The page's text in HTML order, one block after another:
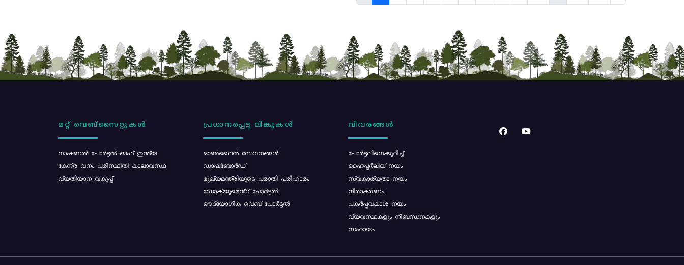
മറ്റ് വെബ്സൈറ്റുകൾ
നാഷണൽ പോർട്ടൽ ഓഫ് ഇന്ത്യ
കേന്ദ്ര വനം പരിസ്ഥിതി കാലാവസ്ഥ
വ്യതിയാന വകുപ്പ്
പ്രധാനപ്പെട്ട ലിങ്കുകൾ
ഓൺലൈൻ സേവനങ്ങൾ
ഡാഷ്ബോർഡ്
മുഖ്യമന്ത്രിയുടെ പരാതി പരിഹാരം
ഡോക്യുമെൻ്റ് പോർട്ടൽ
ഔദ്യോഗിക വെബ് പോർട്ടൽ
വിവരങ്ങൾ
പോര്‍ട്ടലിനെക്കുറിച്ച്
ഹൈപ്പർലിങ്ക് നയം
സ്വകാര്യതാ നയം
നിരാകരണം
പകർപ്പവകാശ നയം
വ്യവസ്ഥകളും നിബന്ധനകളും
സഹായം